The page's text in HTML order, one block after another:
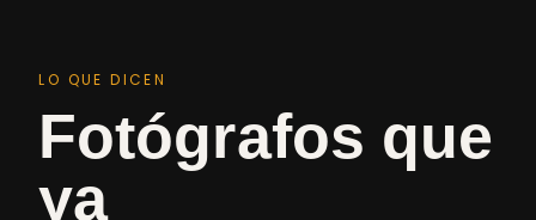
LO QUE DICEN
Fotógrafos que
ya